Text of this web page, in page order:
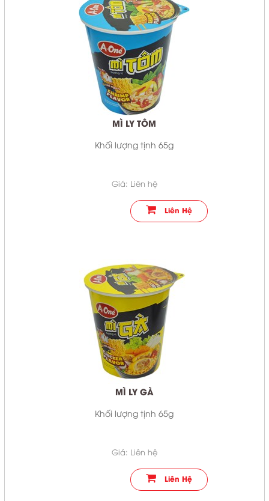
MÌ LY TÔM
Khối lượng tịnh 65g
Giá: Liên hệ
Liên Hệ
MÌ LY GÀ
Khối lượng tịnh 65g
Giá: Liên hệ
Liên Hệ